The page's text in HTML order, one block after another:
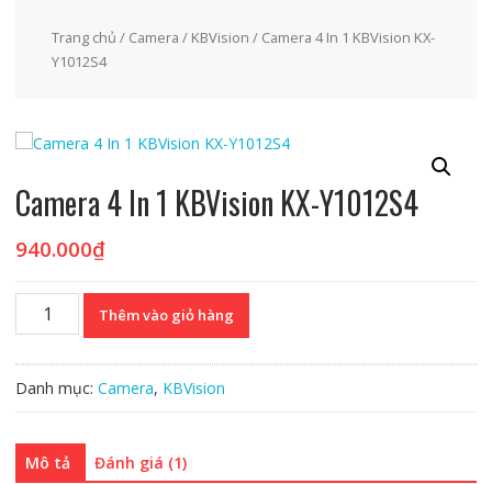
Trang chủ / Camera / KBVision / Camera 4 In 1 KBVision KX-
Y1012S4
Camera 4 In 1 KBVision KX-Y1012S4
940.000₫
Camera
KBVision
Y1012S4
số
Thêm vào giỏ hàng
Danh mục: Camera, KBVision
Mô tả Đánh giá (1)